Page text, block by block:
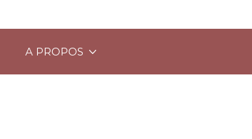
A PROPOS